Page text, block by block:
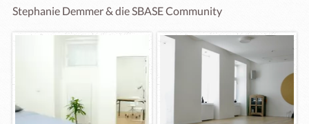
Stephanie Demmer & die SBASE Community